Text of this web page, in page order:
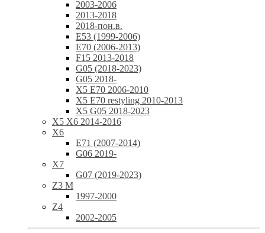
2003-2006
2013-2018
2018-пон.в.
E53 (1999-2006)
E70 (2006-2013)
F15 2013-2018
G05 (2018-2023)
G05 2018-
X5 E70 2006-2010
X5 E70 restyling 2010-2013
X5 G05 2018-2023
X5 X6 2014-2016
X6
E71 (2007-2014)
G06 2019-
X7
G07 (2019-2023)
Z3 M
1997-2000
Z4
2002-2005